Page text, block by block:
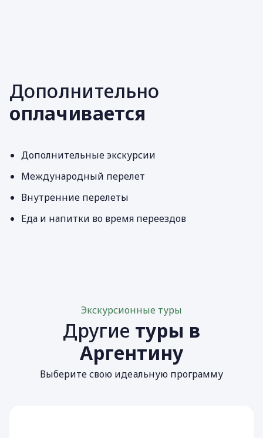
Дополнительно
оплачивается
Дополнительные экскурсии
Международный перелет
Внутренние перелеты
Еда и напитки во время переездов
Экскурсионные туры
Другие туры в
Аргентину
Выберите свою идеальную программу